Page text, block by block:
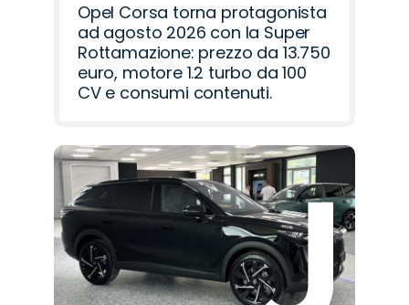
Opel Corsa torna protagonista
ad agosto 2026 con la Super
Rottamazione: prezzo da 13.750
euro, motore 1.2 turbo da 100
CV e consumi contenuti.